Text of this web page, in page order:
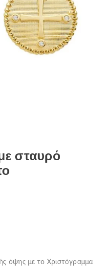
σταυρό
όψης με το Χριστόγραμμα